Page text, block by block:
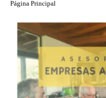
Página Principal